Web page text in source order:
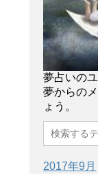
夢占いの
夢からの
ょう。
2017年9月